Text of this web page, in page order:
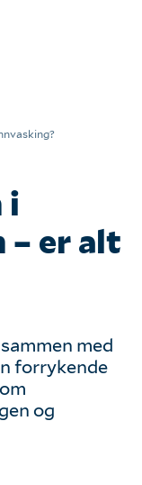
i
er alt
med
forrykende
og